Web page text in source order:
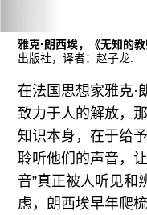
联系我们
关注我们
雅克·朗西埃，《无知的
出版社，译者：赵子龙.
在法国思想家雅克·
致力于人的解放，
知识本身，在于给
聆听他们的声音，
音”真正被人听见和
虑，朗西埃早年爬